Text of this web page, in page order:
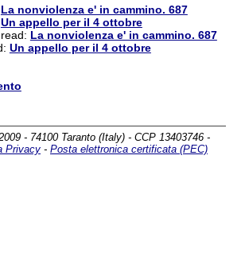
La nonviolenza e' in cammino. 687
Un appello per il 4 ottobre
La nonviolenza e' in cammino. 687
Un appello per il 4 ottobre
- 74100 Taranto (Italy) - CCP 13403746 -
Privacy - Posta elettronica certificata (PEC)